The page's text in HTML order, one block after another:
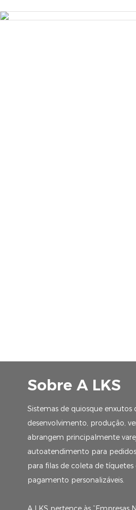
Sobre A LKS
Sistemas de quiosque
desenvolvimento, produção,
abrangem principalmente
autoatendimento para
para filas de coleta de
pagamento personalizáveis.